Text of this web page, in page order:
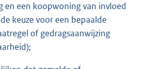
en een koopwoning van invloed
keuze voor een bepaalde
of gedragsaanwijzing